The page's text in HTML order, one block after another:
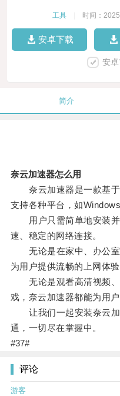
工具 时间：
安卓下载
安
简介
奈云加速器怎么用
奈云加速器是一款基于
支持各种平台，如
用户只需简单地安装并
速、稳定的网络连接。
无论是在家中、办公室
为用户提供流畅的上网体验
无论是观看高清视频、
戏，奈云加速器都能为用
让我们一起安装奈云加
通，一切尽在掌握中。
#37#
评论
游客